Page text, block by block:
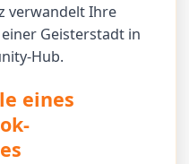
verwandelt Ihre
Geisterstadt in
Hub.
eines